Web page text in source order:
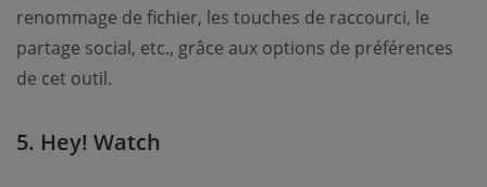
renommage de fichier, les touches de raccourci, le
partage social, etc., grâce aux options de préférences
de cet outil.
5. Hey! Watch